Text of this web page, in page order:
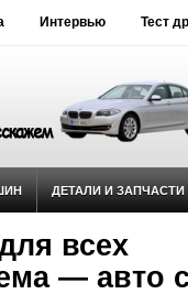
Интервью Тест
ДЕТАЛИ И ЗАПЧАСТИ
всех
— авто